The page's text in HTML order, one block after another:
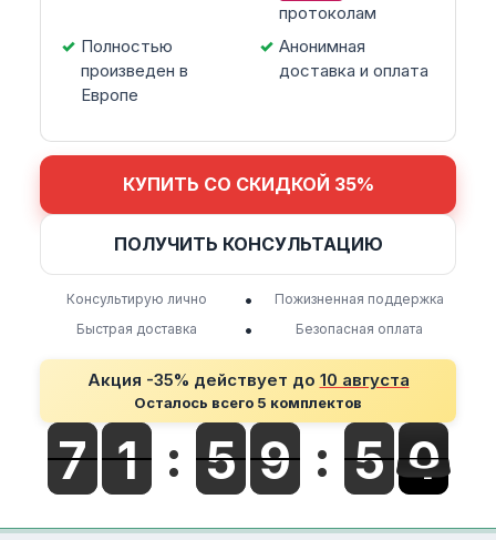
протоколам
Полностью
произведен в
Европе
Анонимная
доставка и оплата
КУПИТЬ СО СКИДКОЙ 35%
ПОЛУЧИТЬ КОНСУЛЬТАЦИЮ
Консультирую лично •
Пожизненная поддержка
Быстрая доставка
• Безопасная оплата
Акция -35% действует до 10 августа
Осталось всего 5 комплектов